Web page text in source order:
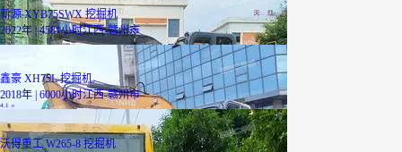
新源 XYB75SWX 挖掘机
2022年 | 4581小时江西-赣州市
11.5万
鑫豪 XH75L 挖掘机
2018年 | 6000小时江西-赣州市
4.1 万
沃得重工 W265-8 挖掘机